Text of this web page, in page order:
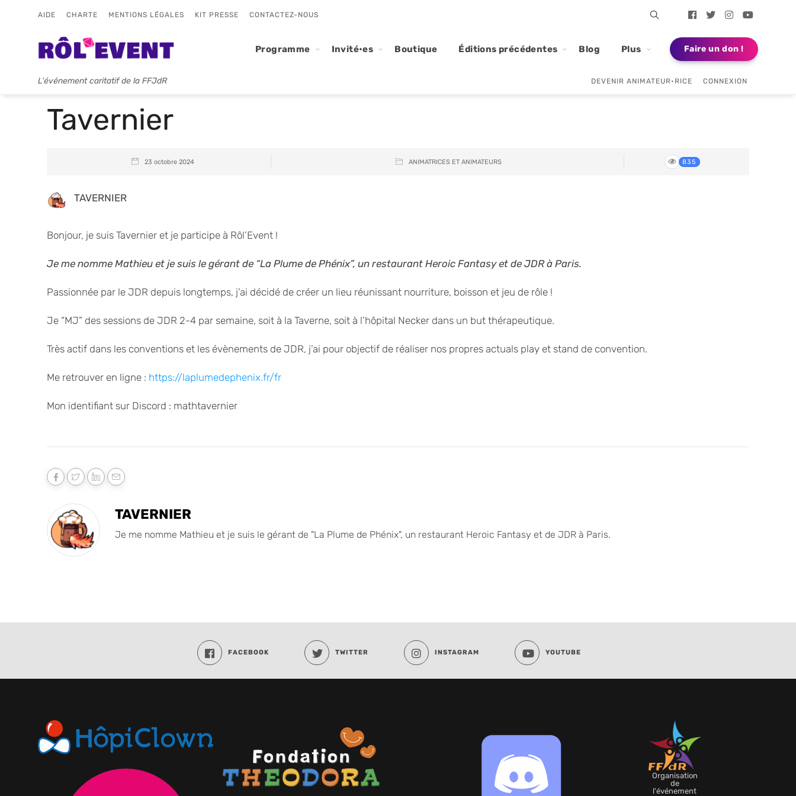
AIDE CHARTE MENTIONS LÉGALES KIT PRESSE CONTACTEZ-NOUS
Programme Invité•es Boutique Éditions précédentes Blog Plus Faire un don !
L'événement caritatif de la FFJdR DEVENIR ANIMATEUR•RICE CONNEXION
Tavernier
23 octobre 2024 ANIMATRICES ET ANIMATEURS 835
TAVERNIER
Bonjour, je suis Tavernier et je participe à Rôl’Event !
Je me nomme Mathieu et je suis le gérant de “La Plume de Phénix”, un restaurant Heroic Fantasy et de JDR à Paris.
Passionnée par le JDR depuis longtemps, j’ai décidé de créer un lieu réunissant nourriture, boisson et jeu de rôle !
Je “MJ” des sessions de JDR 2-4 par semaine, soit à la Taverne, soit à l’hôpital Necker dans un but thérapeutique.
Très actif dans les conventions et les évènements de JDR, j’ai pour objectif de réaliser nos propres actuals play et stand de convention.
Me retrouver en ligne : https://laplumedephenix.fr/fr
Mon identifiant sur Discord : mathtavernier
TAVERNIER
Je me nomme Mathieu et je suis le gérant de "La Plume de Phénix", un restaurant Heroic Fantasy et de JDR à Paris.
FACEBOOK TWITTER INSTAGRAM YOUTUBE
Organisation
de
l'événement